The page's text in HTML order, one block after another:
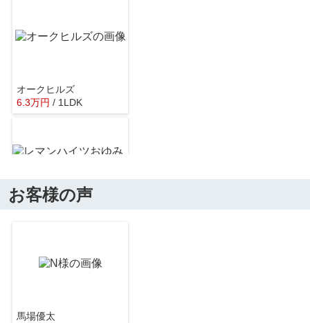
オークヒルズ
6.3万円 / 1LDK
レマンハイツおゆみ野
お客様の声
馬場優太